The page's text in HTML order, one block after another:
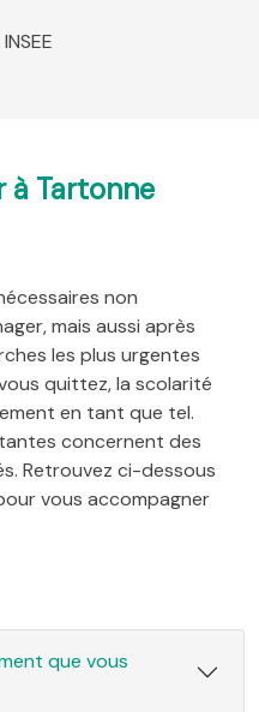
à Tartonne
non
mais aussi après
les plus urgentes
quittez, la scolarité
en tant que tel.
concernent des
Retrouvez ci-dessous
vous accompagner
que vous